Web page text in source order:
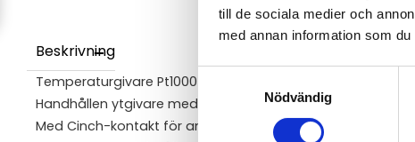
till de sociala medier och
med annan information som
Nödvändig
Beskrivning
Temperaturgivare Pt1000 för tillfälliga mätningar av
Handhållen ytgivare med kabel för mätning av
Med Cinch-kontakt för anslutning till handinstrumenten i